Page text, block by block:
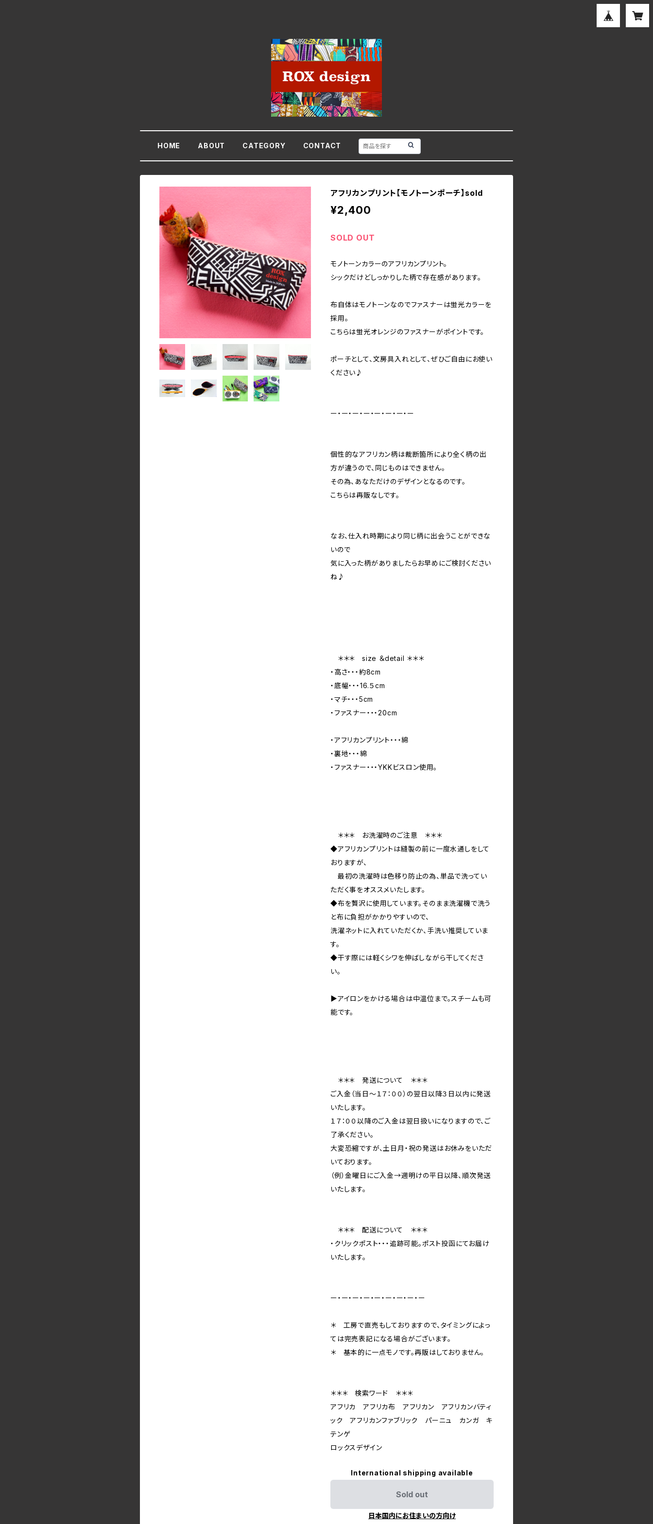
HOME ABOUT CATEGORY CONTACT
アフリカンプリント【モノトーンポーチ】sold
¥2,400
SOLD OUT
モノトーンカラーのアフリカンプリント。
シックだけどしっかりした柄で存在感があります。
布自体はモノトーンなのでファスナーは蛍光カラーを
採用。
こちらは蛍光オレンジのファスナーがポイントです。
ポーチとして、文房具入れとして、ぜひご自由にお使い
ください♪
ー・ー・ー・ー・ー・ー・ー・ー
個性的なアフリカン柄は裁断箇所により全く柄の出
方が違うので、同じものはできません。
その為、あなただけのデザインとなるのです。
こちらは再販なしです。
なお、仕入れ時期により同じ柄に出会うことができな
いので
気に入った柄がありましたらお早めにご検討ください
ね♪
＊＊＊ size ＆detail ＊＊＊
・高さ・・・約8cm
・底幅・・・16.５cm
・マチ・・・5cm
・ファスナー・・・20cm
・アフリカンプリント・・・綿
・裏地・・・綿
・ファスナー・・・YKKビスロン使用。
＊＊＊ お洗濯時のご注意 ＊＊＊
◆アフリカンプリントは縫製の前に一度水通しをして
おりますが、
最初の洗濯時は色移り防止の為、単品で洗ってい
ただく事をオススメいたします。
◆布を贅沢に使用しています。そのまま洗濯機で洗う
と布に負担がかかりやすいので、
洗濯ネットに入れていただくか、手洗い推奨していま
す。
◆干す際には軽くシワを伸ばしながら干してくださ
い。
▶︎アイロンをかける場合は中温位まで。スチームも可
能です。
＊＊＊ 発送について ＊＊＊
ご入金（当日〜１７：００）の翌日以降３日以内に発送
いたします。
１７：００以降のご入金は翌日扱いになりますので、ご
了承ください。
大変恐縮ですが、土日月・祝の発送はお休みをいただ
いております。
（例）金曜日にご入金→週明けの平日以降、順次発送
いたします。
＊＊＊ 配送について ＊＊＊
・クリックポスト・・・追跡可能。ポスト投函にてお届け
いたします。
ー・ー・ー・ー・ー・ー・ー・ー・ー
＊ 工房で直売もしておりますので、タイミングによっ
ては完売表記になる場合がございます。
＊ 基本的に一点モノです。再販はしておりません。
＊＊＊ 検索ワード ＊＊＊
アフリカ アフリカ布 アフリカン アフリカンバティ
ック アフリカンファブリック パーニュ カンガ キ
テンゲ
ロックスデザイン
International shipping available
Sold out
日本国内にお住まいの方向け